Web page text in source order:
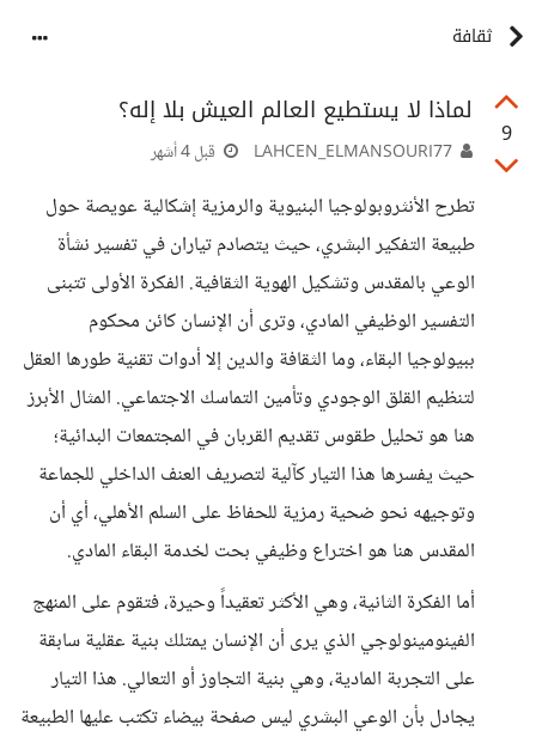
ثقافة
9
لماذا لا يستطيع العالم العيش بلا إله؟
قبل 4 أشهر
تطرح الأنثروبولوجيا البنيوية والرمزية إشكالية عويصة حول
طبيعة التفكير البشري، حيث يتصادم تياران في تفسير نشأة
الوعي بالمقدس وتشكيل الهوية الثقافية. الفكرة الأولى تتبنى
التفسير الوظيفي المادي، وترى أن الإنسان كائن محكوم
ببيولوجيا البقاء، وما الثقافة والدين إلا أدوات تقنية طورها العقل
لتنظيم القلق الوجودي وتأمين التماسك الاجتماعي. المثال الأبرز
هنا هو تحليل طقوس تقديم القربان في المجتمعات البدائية؛
حيث يفسرها هذا التيار كآلية لتصريف العنف الداخلي للجماعة
وتوجيهه نحو ضحية رمزية للحفاظ على السلم الأهلي، أي أن
المقدس هنا هو اختراع وظيفي بحت لخدمة البقاء المادي.
أما الفكرة الثانية، وهي الأكثر تعقيداً وحيرة، فتقوم على المنهج
الفينومينولوجي الذي يرى أن الإنسان يمتلك بنية عقلية سابقة
على التجربة المادية، وهي بنية التجاوز أو التعالي. هذا التيار
يجادل بأن الوعي البشري ليس صفحة بيضاء تكتب عليها الطبيعة